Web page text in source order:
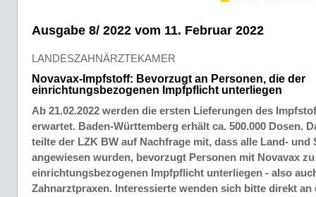
Ausgabe 8/ 2022 vom 11. Februar 2022
LANDESZAHNÄRZTEKAMER
Novavax-Impfstoff: Bevorzugt an Personen, die der
einrichtungsbezogenen Impfpflicht unterliegen
Ab 21.02.2022 werden die ersten Lieferungen des
erwartet. Baden-Württemberg erhält ca. 500.000 Dosen.
teilte der LZK BW auf Nachfrage mit, dass alle Land- und
angewiesen wurden, bevorzugt Personen mit Novavax
einrichtungsbezogenen Impfpflicht unterliegen - also
Zahnarztpraxen. Interessierte wenden sich bitte direkt